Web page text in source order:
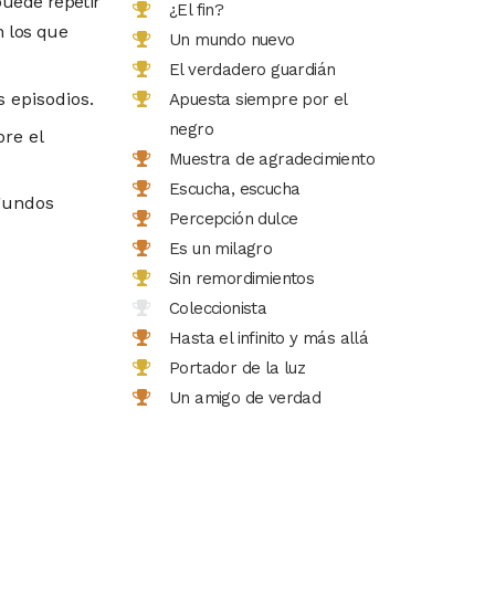
los que
episodios.
el
¿El fin?
Un mundo nuevo
El verdadero guardián
Apuesta siempre por el
negro
Muestra de agradecimiento
Escucha, escucha
Percepción dulce
Es un milagro
Sin remordimientos
Coleccionista
Hasta el infinito y más allá
Portador de la luz
Un amigo de verdad